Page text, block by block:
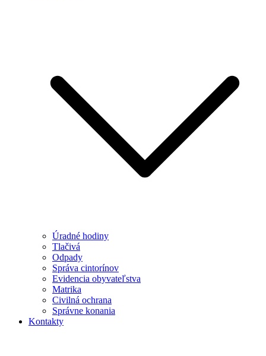
Úradné hodiny
Tlačivá
Odpady
Správa cintorínov
Evidencia obyvateľstva
Matrika
Civilná ochrana
Správne konania
Kontakty